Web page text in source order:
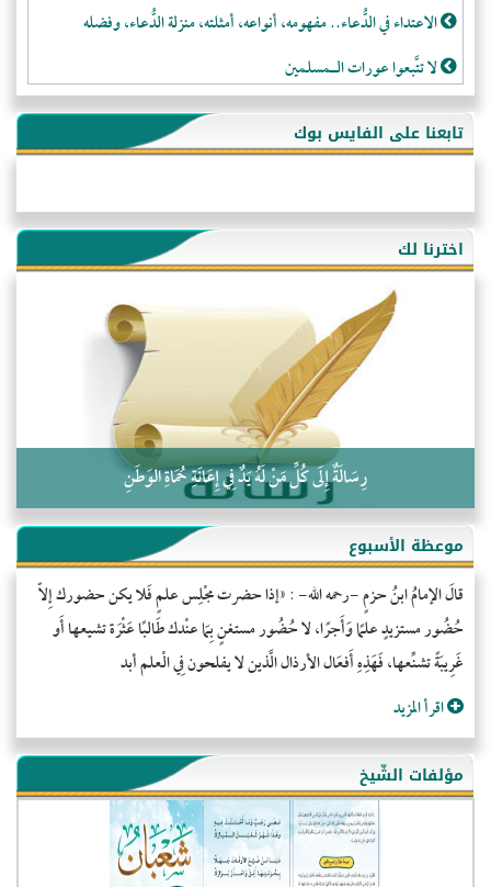
الاعتداء في الدُّعاء.. مفهومه، أنواعه، أمثلته، منزلة الدُّعاء، وفضله
لا تتَّبعوا عورات الـمسلمين
فقه النَّصيحة عند الصَّحابة الكرام رضي الله عنهم
لَا عِزَّةَ إِلَّا بِالإِسْلَامِ
هذه سبيلنا فماذا تنقمون؟!
أُسُـسُ بَـيْـتِ الـمُسْـلِمِ
التَّعْلِيمُ القُرْآنِي
كلمة إلى إخواني السلفيين في الجزائر
تابعنا على الفايس بوك
اخترنا لك
رِسَالَةٌ إِلَى كُلِّ مَنْ لَهُ يَدٌ فِي إِعَانَةِ حُمَاةِ الوَطَنِ
موعظة الأسبوع
قالَ الإمامُ ابنُ حزمٍ -رحمه الله- : «إذا حضرت مجْلِس علمٍ فَلا يكن حضورك إِلاّ
حُضُور مستزيدٍ علمًا وَأَجرًا، لا حُضُور مستغنٍ بِمَا عنْدك طَالبًا عَثْرَة تشيعها أَو
غَرِيبَةً تشنِّعها، فَهَذِهِ أَفعَال الأرذال الَّذين لا يفلحون فِي الْعلم أبد
اقرأ المزيد
مؤلفات الشّيخ